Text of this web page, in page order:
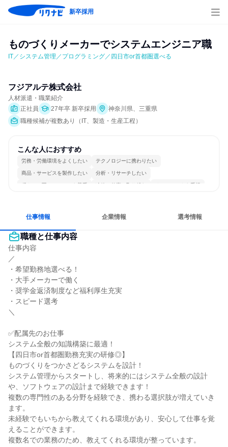
新卒採用
ものづくりメーカーでシステムエンジニア職
IT／システム管理／プログラミング／四日市or首都圏選べる
フジアルテ株式会社
人材派遣・職業紹介
正社員
27年卒 新卒採用
神奈川県、三重県
職種候補が複数あり（IT、製造・生産工程）
こんな人におすすめ
労務・労働環境をよくしたい テクノロジーに携わりたい
商品・サービスを製作したい 分析・リサーチしたい
穏やかで互いのペースを尊重 冷静に仕事に取り組む チームワークを重視
仕事情報 企業情報 選考情報
職種と仕事内容
仕事内容
／
・希望勤務地選べる！
・大手メーカーで働く
・奨学金返済制度など福利厚生充実
・スピード選考
＼
✅配属先のお仕事
システム全般の知識構築に最適！
【四日市or首都圏勤務充実の研修◎】
ものづくりをつかさどるシステムを設計！
システム管理からスタートし、将来的にはシステム全般の設計
や、ソフトウェアの設計まで経験できます！
複数の専門性のある分野を経験でき、携わる選択肢が増えていき
ます。
未経験でもいちから教えてくれる環境があり、安心して仕事を覚
えることができます。
複数名での業務のため、教えてくれる環境が整っています。